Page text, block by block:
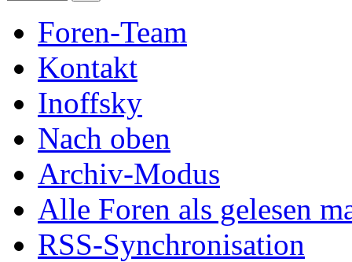
Foren-Team
Kontakt
Inoffsky
Nach oben
Archiv-Modus
Alle Foren als gelesen
RSS-Synchronisation